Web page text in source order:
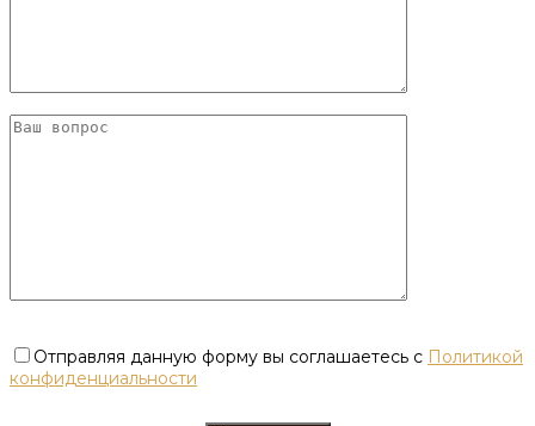
Отправляя данную форму вы соглашаетесь с Политикой
конфиденциальности